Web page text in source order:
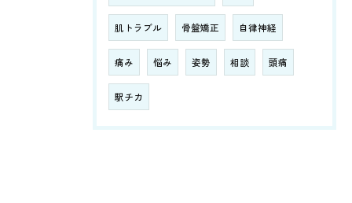
肌トラブル 骨盤矯正 自律神経
痛み 悩み 姿勢 相談 頭痛
駅チカ